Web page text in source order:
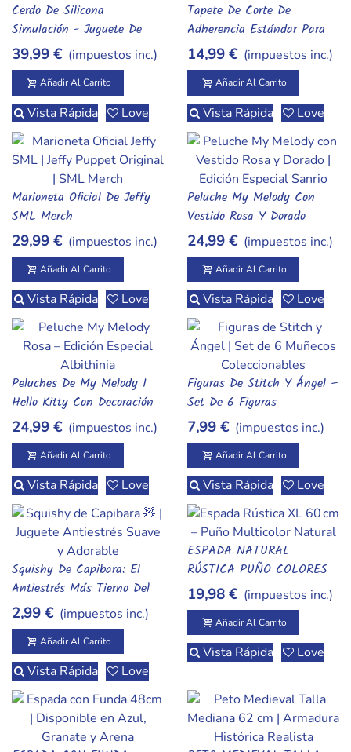
Añadir Al Carrito
Cerdo De Silicona
Simulación - Juguete De
Descompresión Anti-Estrés
39,99 € (impuestos inc.)
Añadir Al Carrito
Vista Rápida Love
Añadir Al Carrito
Tapete De Corte De
Adherencia Estándar Para
ScanNCut (2 Uds) - Ideal
Para Cartulina Y Vinilo
14,99 € (impuestos inc.)
Añadir Al Carrito
Vista Rápida Love
Añadir Al Carrito
Marioneta Oficial De Jeffy
SML Merch
29,99 € (impuestos inc.)
Añadir Al Carrito
Vista Rápida Love
Añadir Al Carrito
Peluche My Melody Con
Vestido Rosa Y Dorado
24,99 € (impuestos inc.)
Añadir Al Carrito
Vista Rápida Love
Añadir Al Carrito
Peluches De My Melody I
Hello Kitty Con Decoración
Rosa
24,99 € (impuestos inc.)
Añadir Al Carrito
Vista Rápida Love
Añadir Al Carrito
Figuras De Stitch Y Ángel –
Set De 6 Figuras
Coleccionables
7,99 € (impuestos inc.)
Añadir Al Carrito
Vista Rápida Love
Añadir Al Carrito
Squishy De Capibara: El
Antiestrés Más Tierno Del
Momento
2,99 € (impuestos inc.)
Añadir Al Carrito
Vista Rápida Love
Añadir Al Carrito
ESPADA NATURAL
RÚSTICA PUÑO COLORES
XL 60 CM:
19,98 € (impuestos inc.)
Añadir Al Carrito
Vista Rápida Love